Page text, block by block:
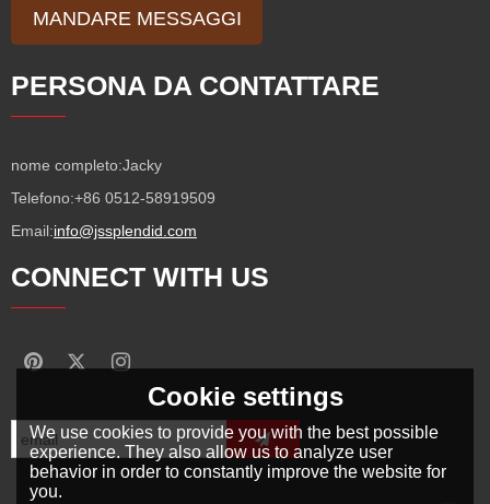
MANDARE MESSAGGI
PERSONA DA CONTATTARE
nome completo:Jacky
Telefono:+86 0512-58919509
Email:info@jssplendid.com
CONNECT WITH US
Cookie settings
We use cookies to provide you with the best possible
experience. They also allow us to analyze user
behavior in order to constantly improve the website for
you.